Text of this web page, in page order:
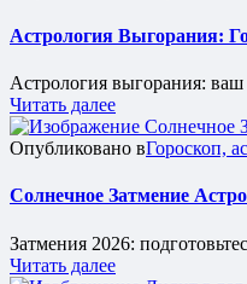
Астрология Выгорания:
Астрология выгорания: ваш
Читать далее
Опубликовано вГороскоп,
Солнечное Затмение
Затмения 2026:
Читать далее